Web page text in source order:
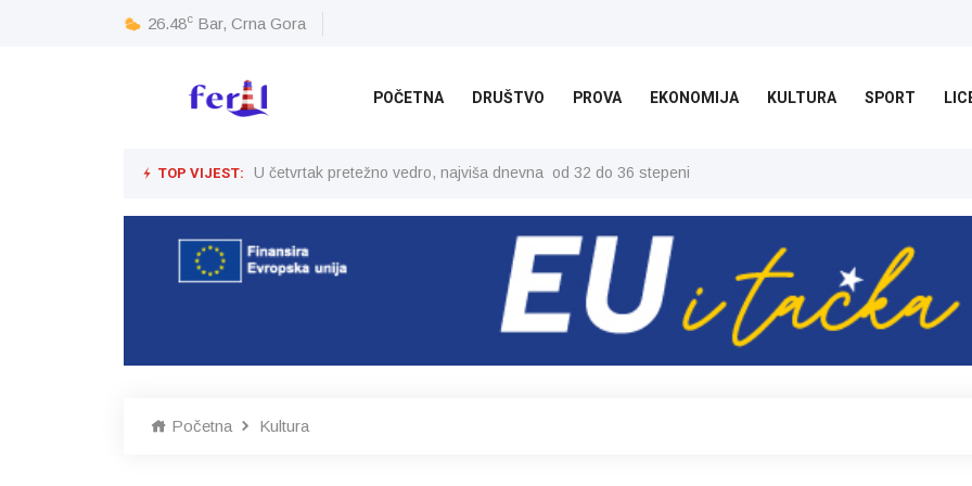
26.48c Bar, Crna Gora
POČETNA DRUŠTVO PROVA EKONOMIJA KULTURA SPORT
TOP VIJEST: U četvrtak pretežno vedro, najviša dnevna od 32 do 36 stepeni
Početna Kultura